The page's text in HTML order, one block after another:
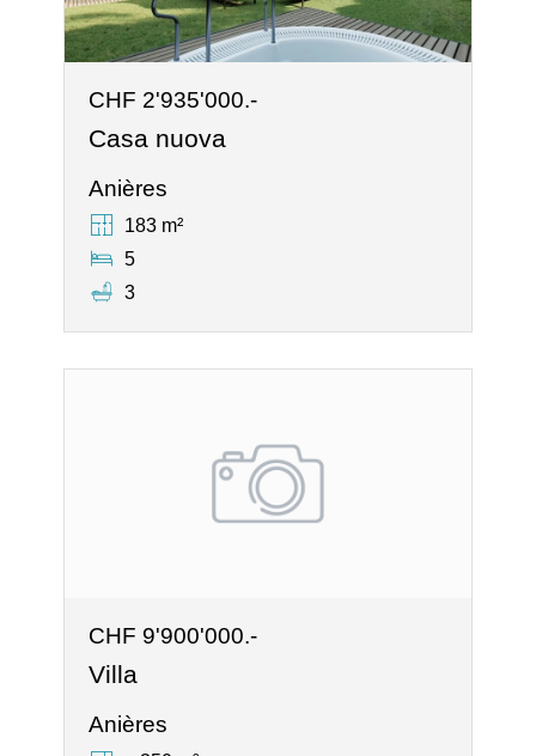
CHF 2'935'000.-
Casa nuova
Anières
183 m²
5
3
CHF 9'900'000.-
Villa
Anières